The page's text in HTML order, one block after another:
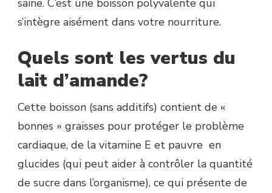
s’intègre aisément dans votre nourriture.
Quels sont les vertus du
lait d’amande?
Cette boisson (sans additifs) contient de «
bonnes » graisses pour protéger le problème
cardiaque, de la vitamine E et pauvre en
glucides (qui peut aider à contrôler la quantité
de sucre dans l’organisme), ce qui présente de